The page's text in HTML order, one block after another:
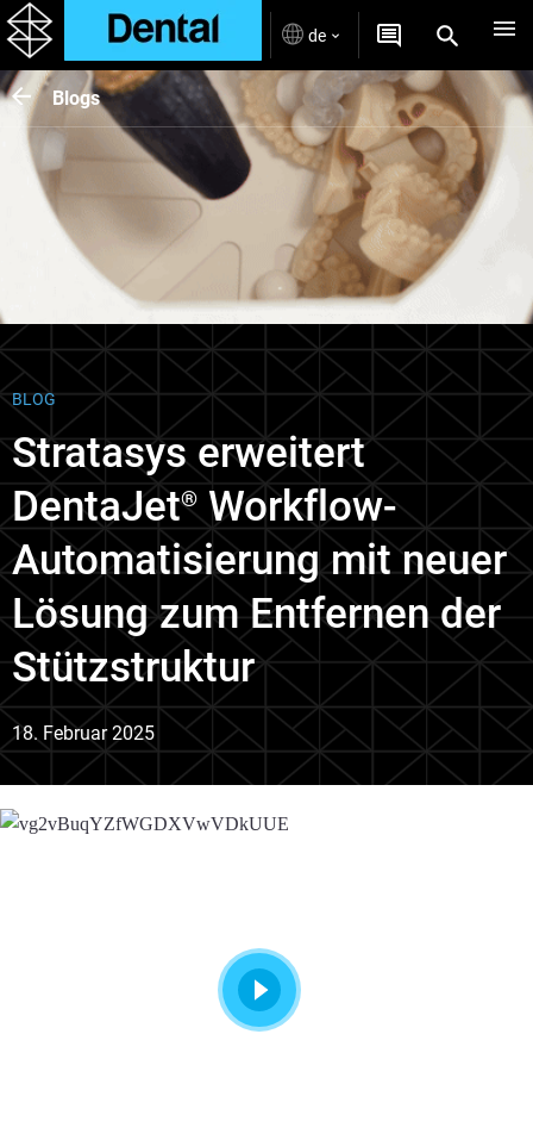
de
Blogs
BLOG
Stratasys erweitert
DentaJet®Workflow-
Automatisierung mit neuer
Lösung zum Entfernen der
Stützstruktur
18. Februar 2025